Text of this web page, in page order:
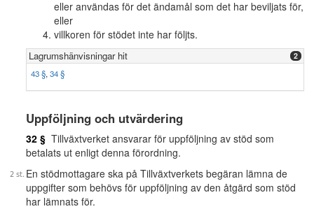
eller användas för det ändamål som det har beviljats för,
eller
villkoren för stödet inte har följts.
Lagrumshänvisningar hit 2
43 §, 34 §
Uppföljning och utvärdering
32 § Tillväxtverket ansvarar för uppföljning av stöd som
betalats ut enligt denna förordning.
En stödmottagare ska på Tillväxtverkets begäran lämna de
uppgifter som behövs för uppföljning av den åtgärd som stöd
har lämnats för.